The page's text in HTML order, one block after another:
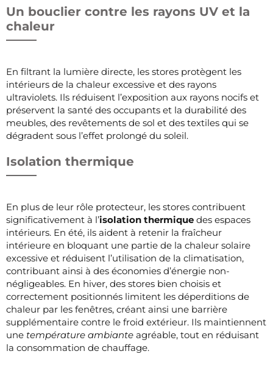
Un bouclier contre les rayons UV et la
chaleur
En filtrant la lumière directe, les stores protègent les
intérieurs de la chaleur excessive et des rayons
ultraviolets. Ils réduisent l’exposition aux rayons nocifs et
préservent la santé des occupants et la durabilité des
meubles, des revêtements de sol et des textiles qui se
dégradent sous l’effet prolongé du soleil.
Isolation thermique
En plus de leur rôle protecteur, les stores contribuent
significativement à l’isolation thermique des espaces
intérieurs. En été, ils aident à retenir la fraîcheur
intérieure en bloquant une partie de la chaleur solaire
excessive et réduisent l’utilisation de la climatisation,
contribuant ainsi à des économies d’énergie non-
négligeables. En hiver, des stores bien choisis et
correctement positionnés limitent les déperditions de
chaleur par les fenêtres, créant ainsi une barrière
supplémentaire contre le froid extérieur. Ils maintiennent
une température ambiante agréable, tout en réduisant
la consommation de chauffage.